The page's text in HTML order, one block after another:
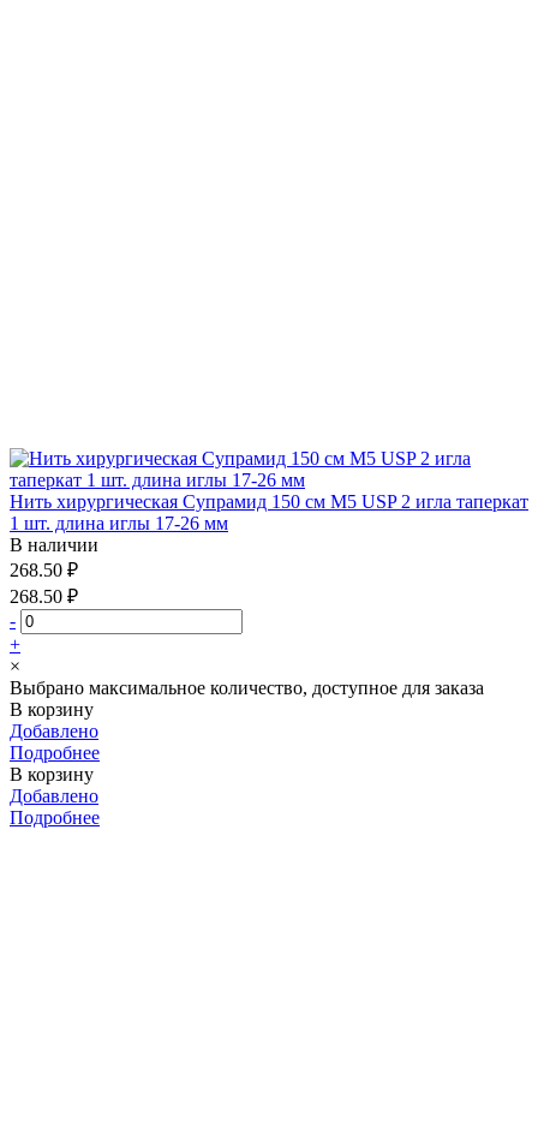
Нить хирургическая Супрамид 150 см М5 USP 2 игла таперкат
1 шт. длина иглы 17-26 мм
В наличии
268.50 ₽
268.50 ₽
-
+
×
Выбрано максимальное количество, доступное для заказа
В корзину
Добавлено
Подробнее
В корзину
Добавлено
Подробнее